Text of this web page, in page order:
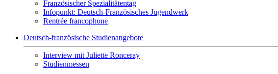
Französischer Spezialitätentag
Infopunkt: Deutsch-Französisches Jugendwerk
Rentrée francophone
Deutsch-französische Studienangebote
Interview mit Juliette Ronceray
Studienmessen